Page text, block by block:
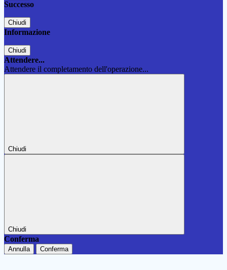
Successo
Chiudi
Informazione
Chiudi
Attendere...
Attendere il completamento dell'operazione...
Chiudi
Chiudi
Conferma
Annulla Conferma